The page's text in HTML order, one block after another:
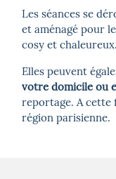
Les séances se
et aménagé pour
cosy et chaleureux.
Elles peuvent
votre domicile ou
reportage. A cette
région parisienne.